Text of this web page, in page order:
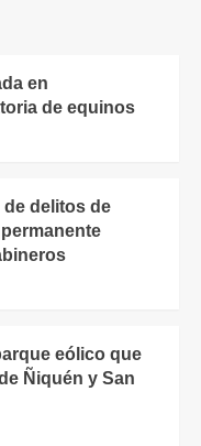
en
de equinos
delitos de
eólico que
Ñiquén y San